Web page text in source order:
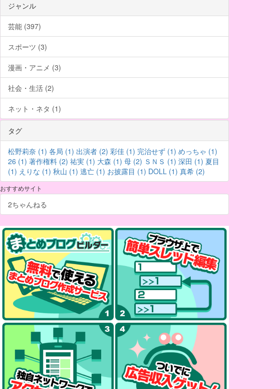
ジャンル
芸能 (397)
スポーツ (3)
漫画・アニメ (3)
社会・生活 (2)
ネット・ネタ (1)
タグ
松野莉奈 (1) 各局 (1) 出演者 (2) 彩佳 (1) 完治せず (1) めっちゃ (1)
26 (1) 著作権料 (2) 祐実 (1) 大森 (1) 母 (2) ＳＮＳ (1) 深田 (1) 夏目
(1) えりな (1) 秋山 (1) 逃亡 (1) お披露目 (1) DOLL (1) 真希 (2)
おすすめサイト
2ちゃんねる